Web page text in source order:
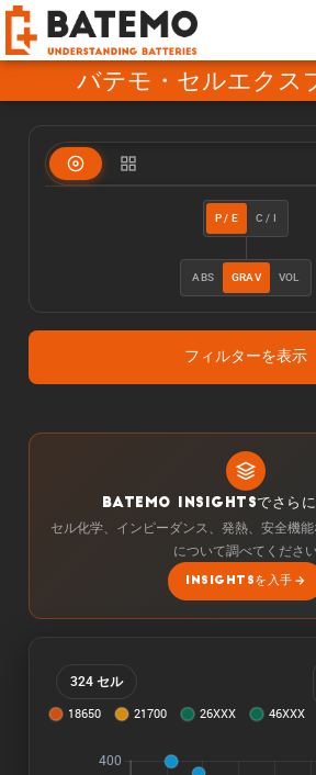
バテモ・セルエクス
P / E C / I
ABS GRAV VOL
フィルターを表示
BATEMO INSIGHTSでさらに
セル化学、インピーダンス、発熱、安全機
について調べてくださ
INSIGHTSを入手
324 セル